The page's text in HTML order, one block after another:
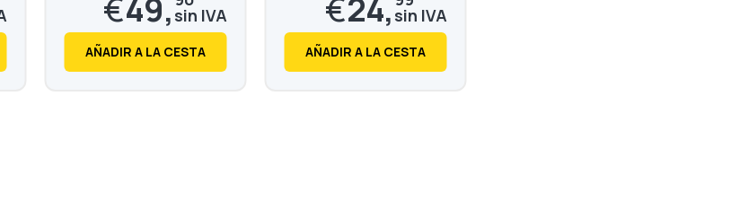
€49,
€60,
AÑADIR A LA CESTA
€24,
€30,
AÑADIR A LA CESTA